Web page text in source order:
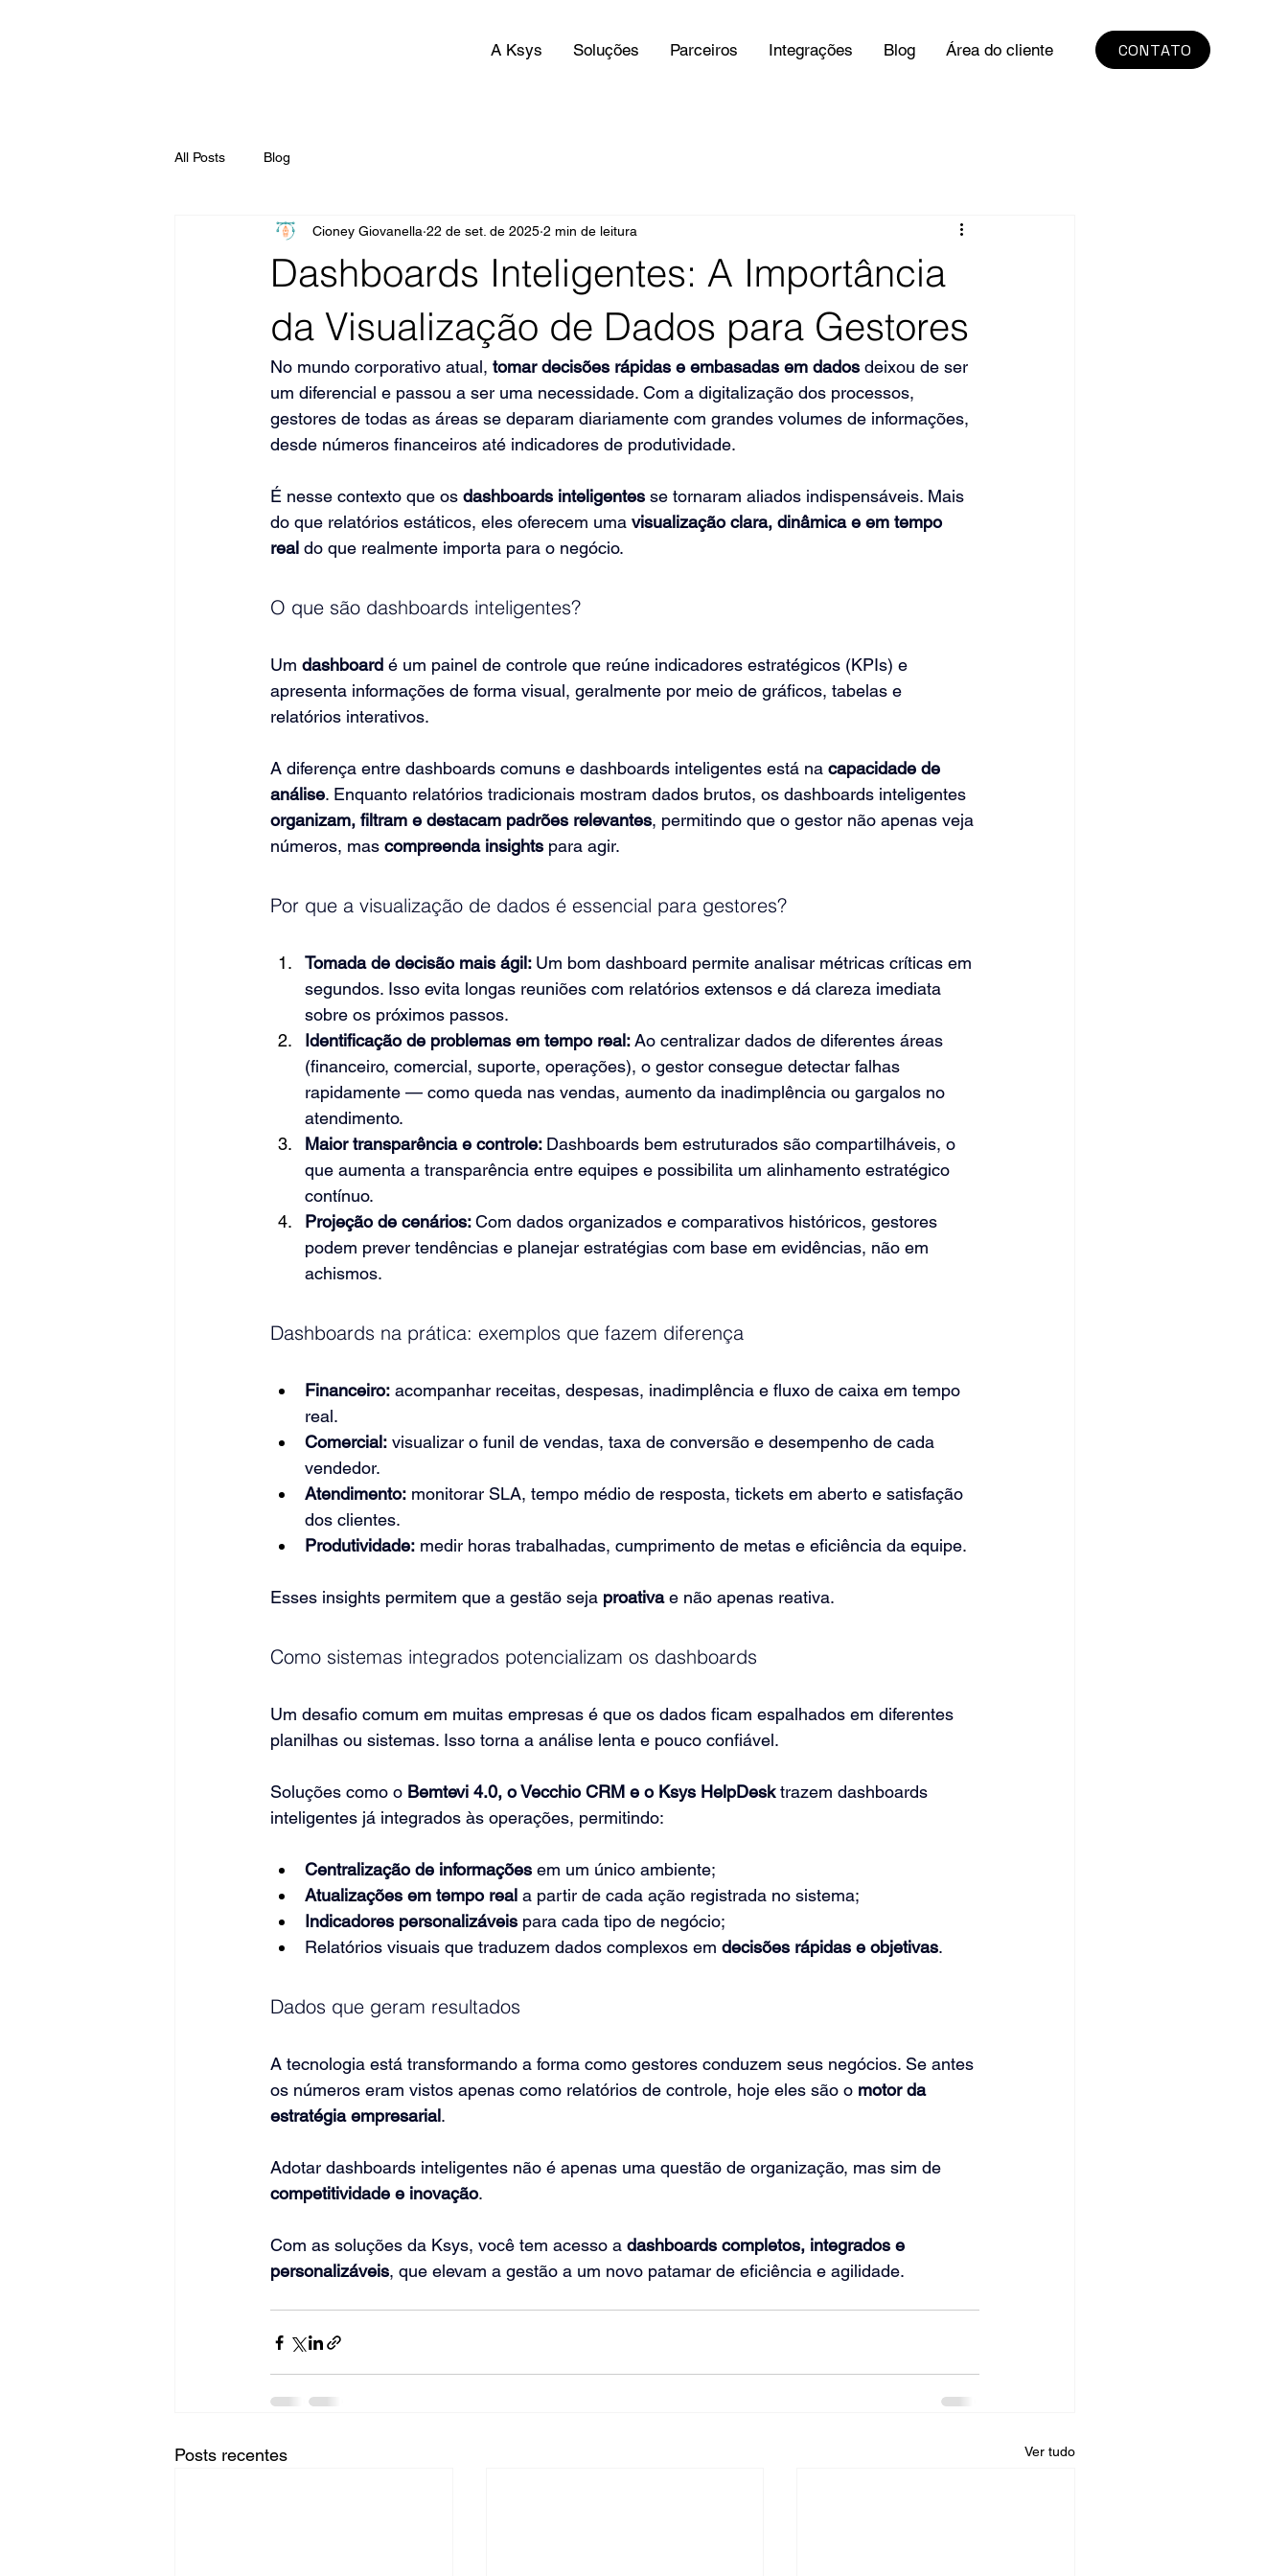
A Ksys Soluções Parceiros Integrações Blog Área do cliente CONTATO
All Posts Blog
Dashboards Inteligentes: A Importância
da Visualização de Dados para Gestores
Cioney Giovanella 22 de set. de 2025 2 min de leitura
No mundo corporativo atual, tomar decisões rápidas e embasadas em dados deixou de ser
um diferencial e passou a ser uma necessidade. Com a digitalização dos processos,
gestores de todas as áreas se deparam diariamente com grandes volumes de informações,
desde números financeiros até indicadores de produtividade.
É nesse contexto que os dashboards inteligentes se tornaram aliados indispensáveis. Mais
do que relatórios estáticos, eles oferecem uma visualização clara, dinâmica e em tempo
real do que realmente importa para o negócio.
O que são dashboards inteligentes?
Um dashboard é um painel de controle que reúne indicadores estratégicos (KPIs) e
apresenta informações de forma visual, geralmente por meio de gráficos, tabelas e
relatórios interativos.
A diferença entre dashboards comuns e dashboards inteligentes está na capacidade de
análise. Enquanto relatórios tradicionais mostram dados brutos, os dashboards inteligentes
organizam, filtram e destacam padrões relevantes, permitindo que o gestor não apenas veja
números, mas compreenda insights para agir.
Por que a visualização de dados é essencial para gestores?
Tomada de decisão mais ágil: Um bom dashboard permite analisar métricas críticas em
segundos. Isso evita longas reuniões com relatórios extensos e dá clareza imediata
sobre os próximos passos.
Identificação de problemas em tempo real: Ao centralizar dados de diferentes áreas
(financeiro, comercial, suporte, operações), o gestor consegue detectar falhas
rapidamente — como queda nas vendas, aumento da inadimplência ou gargalos no
atendimento.
Maior transparência e controle: Dashboards bem estruturados são compartilháveis, o
que aumenta a transparência entre equipes e possibilita um alinhamento estratégico
contínuo.
Projeção de cenários: Com dados organizados e comparativos históricos, gestores
podem prever tendências e planejar estratégias com base em evidências, não em
achismos.
Dashboards na prática: exemplos que fazem diferença
Financeiro: acompanhar receitas, despesas, inadimplência e fluxo de caixa em tempo
real.
Comercial: visualizar o funil de vendas, taxa de conversão e desempenho de cada
vendedor.
Atendimento: monitorar SLA, tempo médio de resposta, tickets em aberto e satisfação
dos clientes.
Produtividade: medir horas trabalhadas, cumprimento de metas e eficiência da equipe.
Esses insights permitem que a gestão seja proativa e não apenas reativa.
Como sistemas integrados potencializam os dashboards
Um desafio comum em muitas empresas é que os dados ficam espalhados em diferentes
planilhas ou sistemas. Isso torna a análise lenta e pouco confiável.
Soluções como o Bemtevi 4.0, o Vecchio CRM e o Ksys HelpDesk trazem dashboards
inteligentes já integrados às operações, permitindo:
Centralização de informações em um único ambiente;
Atualizações em tempo real a partir de cada ação registrada no sistema;
Indicadores personalizáveis para cada tipo de negócio;
Relatórios visuais que traduzem dados complexos em decisões rápidas e objetivas.
Dados que geram resultados
A tecnologia está transformando a forma como gestores conduzem seus negócios. Se antes
os números eram vistos apenas como relatórios de controle, hoje eles são o motor da
estratégia empresarial.
Adotar dashboards inteligentes não é apenas uma questão de organização, mas sim de
competitividade e inovação.
Com as soluções da Ksys, você tem acesso a dashboards completos, integrados e
personalizáveis, que elevam a gestão a um novo patamar de eficiência e agilidade.
Posts recentes Ver tudo